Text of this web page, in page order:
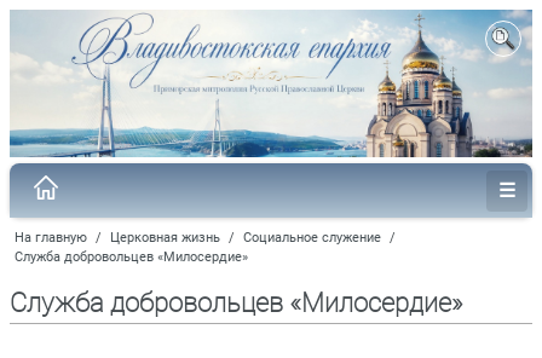
На главную / Церковная жизнь / Социальное служение /
Служба добровольцев «Милосердие»
Служба добровольцев «Милосердие»